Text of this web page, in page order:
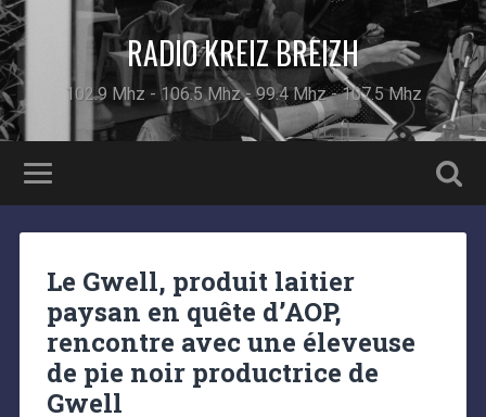
RADIO KREIZ BREIZH
102.9 Mhz - 106.5 Mhz - 99.4 Mhz - 107.5 Mhz
Le Gwell, produit laitier
paysan en quête d’AOP,
rencontre avec une éleveuse
de pie noir productrice de
Gwell